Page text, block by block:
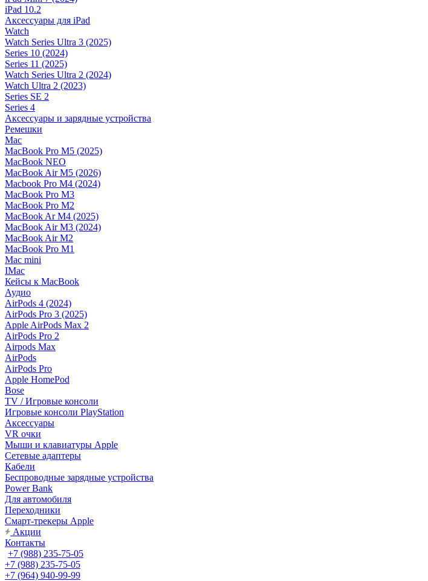
iPad 10.2
Аксессуары для iPad
Watch
Watch Series Ultra 3 (2025)
Series 10 (2024)
Series 11 (2025)
Watch Series Ultra 2 (2024)
Watch Ultra 2 (2023)
Series SE 2
Series 4
Аксессуары и зарядные устройства
Ремешки
Mac
MacBook Pro M5 (2025)
MacBook NEO
MacBook Air M5 (2026)
Macbook Pro M4 (2024)
MacBook Pro M3
MacBook Pro M2
MacBook Ar M4 (2025)
MacBook Air M3 (2024)
MacBook Air M2
MacBook Pro M1
Mac mini
IMac
Кейсы к MacBook
Аудио
AirPods 4 (2024)
AirPods Pro 3 (2025)
Apple AirPods Max 2
AirPods Pro 2
Airpods Max
AirPods
AirPods Pro
Apple HomePod
Bose
TV / Игровые консоли
Игровые консоли PlayStation
Аксессуары
VR очки
Мыши и клавиатуры Apple
Сетевые адаптеры
Кабели
Беспроводные зарядные устройства
Power Bank
Для автомобиля
Переходники
Смарт-трекеры Apple
Акции
Контакты
+7 (988) 235-75-05
+7 (988) 235-75-05
+7 (964) 940-99-99